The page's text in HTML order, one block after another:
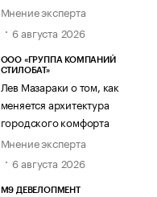
Мнение эксперта
6 августа 2026
ООО «ГРУППА КОМПАНИЙ
СТИЛОБАТ»
Лев Мазараки о том, как
меняется архитектура
городского комфорта
Мнение эксперта
6 августа 2026
М9 ДЕВЕЛОПМЕНТ